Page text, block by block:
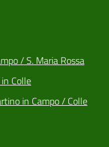
/ S. Maria Rossa
Colle
in Campo / Colle